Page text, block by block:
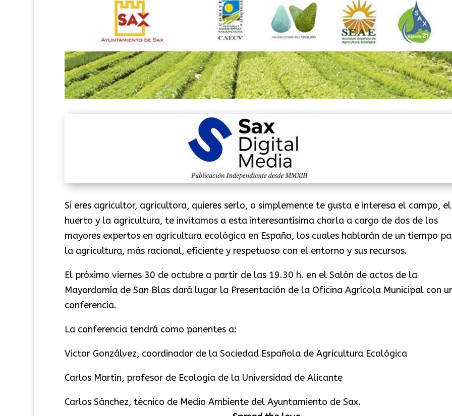
Si eres agricultor, agricultora, quieres serlo, o simplemente te gusta e interesa el campo, el
huerto y la agricultura, te invitamos a esta interesantísima charla a cargo de dos de los
mayores expertos en agricultura ecológica en España, los cuales hablarán de un tiempo
la agricultura, más racional, eficiente y respetuoso con el entorno y sus recursos.
El próximo viernes 30 de octubre a partir de las 19.30 h. en el Salón de actos de la
Mayordomía de San Blas dará lugar la Presentación de la Oficina Agrícola Municipal con
conferencia.
La conferencia tendrá como ponentes a:
Victor Gonzálvez, coordinador de la Sociedad Española de Agricultura Ecológica
Carlos Martín, profesor de Ecología de la Universidad de Alicante
Carlos Sánchez, técnico de Medio Ambiente del Ayuntamiento de Sax.